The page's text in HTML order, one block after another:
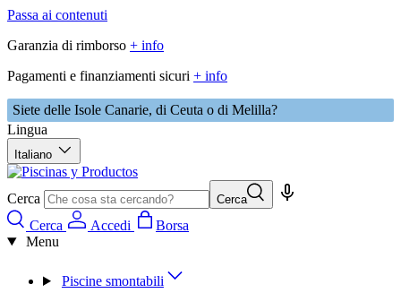
Passa ai contenuti
Garanzia di rimborso + info
Pagamenti e finanziamenti sicuri + info
Siete delle Isole Canarie, di Ceuta o di Melilla?
Lingua
Italiano
Cerca Cerca
Cerca Accedi
Borsa
Menu
Piscine smontabili